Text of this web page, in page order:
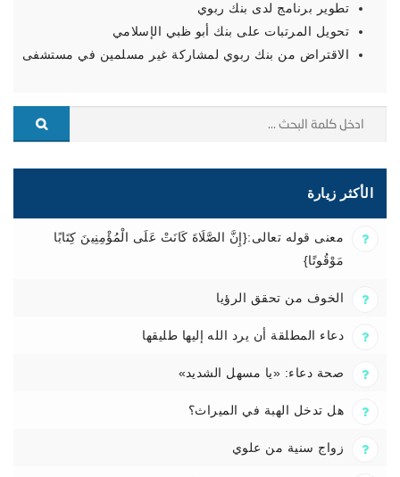
تطوير برنامج لدى بنك ربوي
تحويل المرتبات على بنك أبو ظبي الإسلامي
الاقتراض من بنك ربوي لمشاركة غير مسلمين في مستشفى
الأكثر زيارة
معنى قوله تعالى:{إِنَّ الصَّلَاةَ كَانَتْ عَلَى الْمُؤْمِنِينَ كِتَابًا
مَوْقُوتًا}
الخوف من تحقق الرؤيا
دعاء المطلقة أن يرد الله إليها طليقها
صحة دعاء: «يا مسهل الشديد»
هل تدخل الهبة في الميراث؟
زواج سنية من علوي